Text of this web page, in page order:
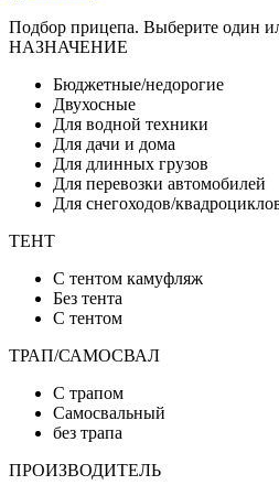
Подбор прицепа. Выберите один
НАЗНАЧЕНИЕ
Бюджетные/недорогие
Двухосные
Для водной техники
Для дачи и дома
Для длинных грузов
Для перевозки автомобилей
Для снегоходов/
ТЕНТ
C тентом камуфляж
Без тента
С тентом
ТРАП/САМОСВАЛ
C трапом
Cамосвальный
без трапа
ПРОИЗВОДИТЕЛЬ